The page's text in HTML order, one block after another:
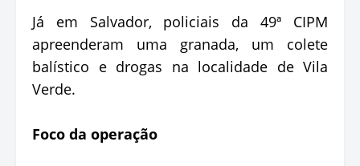
Já em Salvador, policiais da 49ª CIPM
apreenderam uma granada, um colete
balístico e drogas na localidade de Vila
Verde.
Foco da operação